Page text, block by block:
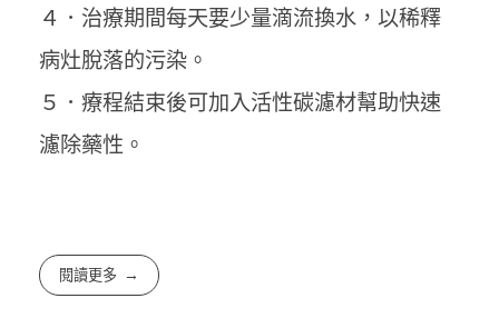
４．治療期間每天要少量滴流換水，以稀釋
病灶脫落的污染。
５．療程結束後可加入活性碳濾材幫助快速
濾除藥性。
閱讀更多